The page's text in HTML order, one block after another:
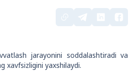
jarayonini soddalashtiradi va
xavfsizligini yaxshilaydi.